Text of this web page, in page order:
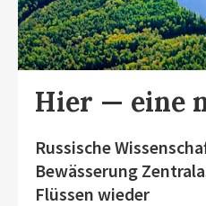
Hier — eine
Russische
Bewässerung
Flüssen wieder